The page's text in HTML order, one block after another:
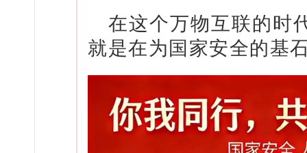
在这个万物互联的时
就是在为国家安全的基